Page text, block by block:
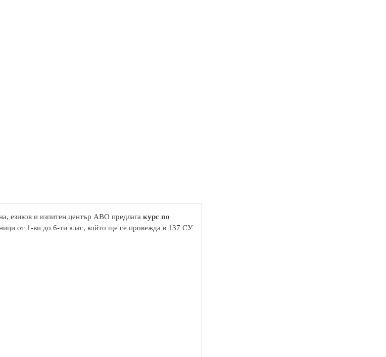
езиков и изпитен център АВО предлага курс по
от 1-ви до 6-ти клас, който ще се провежда в 137 СУ